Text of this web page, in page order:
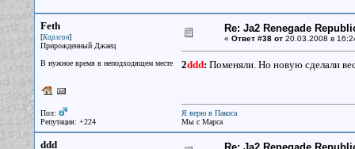
Feth
[Карлсон]
Прирожденный Джаец
В нужное время в неподходящем месте
Пол:
Репутация: +224
Re: Ja2 Renegade
« Ответ #38 от20.03.2008 в
2ddd: Поменяли. Но новую сделали
Я верю в Пакоса
Мы с Марса
ddd